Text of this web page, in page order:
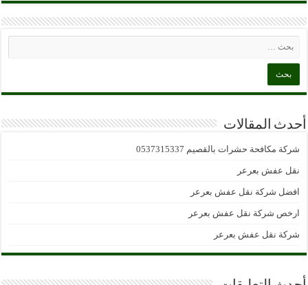
أحدث المقالات
شركة مكافحة حشرات بالقصيم 0537315337
نقل عفش بعرعر
افضل شركة نقل عفش بعرعر
ارخص شركة نقل عفش بعرعر
شركة نقل عفش بعرعر